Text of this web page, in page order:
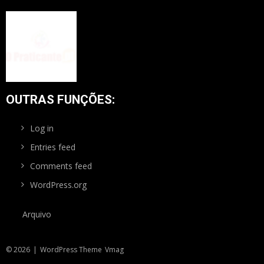
OUTRAS FUNÇÕES:
Log in
Entries feed
Comments feed
WordPress.org
Arquivo
© 2026 | WordPress Theme Vmag